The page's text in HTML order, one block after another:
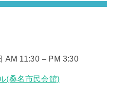
AM 11:30 – PM 3:30
(桑名市民会館)